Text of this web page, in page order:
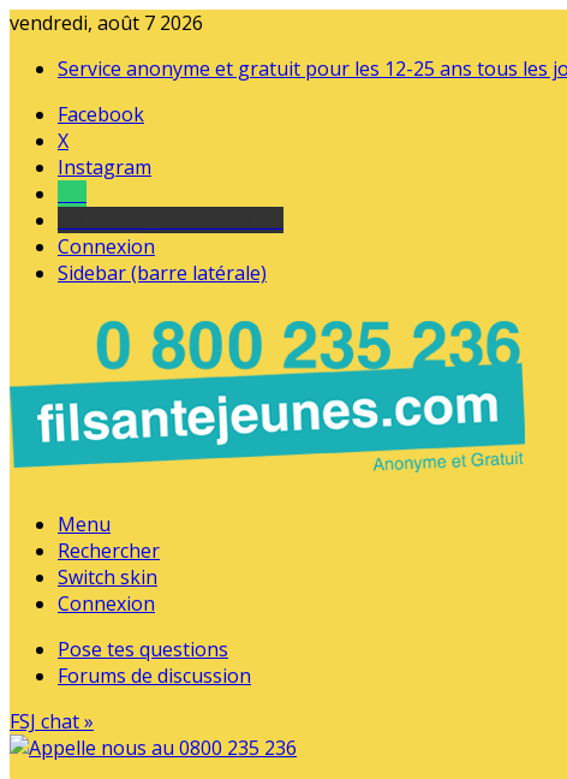
vendredi, août 7 2026
Service anonyme et gratuit pour les 12-25 ans tous les
Facebook
X
Instagram
Connexion
Sidebar (barre latérale)
Menu
Rechercher
Switch skin
Connexion
Pose tes questions
Forums de discussion
FSJ chat »